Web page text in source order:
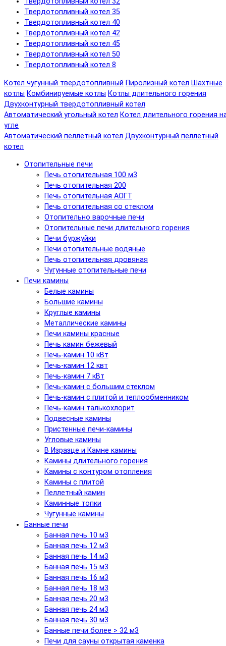
Твердотопливный котел 35
Твердотопливный котел 40
Твердотопливный котел 42
Твердотопливный котел 45
Твердотопливный котел 50
Твердотопливный котел 8
Котел чугунный твердотопливный Пиролизный котел Шахтные
котлы Комбинируемые котлы Котлы длительного горения
Двухконтурный твердотопливный котел
Автоматический угольный котел Котел длительного горения
угле
Автоматический пеллетный котел Двухконтурный пеллетный
котел
Отопительные печи
Печь отопительная 100 м3
Печь отопительная 200
Печь отопительная АОГТ
Печь отопительная со стеклом
Отопительно варочные печи
Отопительные печи длительного горения
Печи буржуйки
Печи отопительные водяные
Печь отопительная дровяная
Чугунные отопительные печи
Печи камины
Белые камины
Большие камины
Круглые камины
Металлические камины
Печи камины красные
Печь камин бежевый
Печь-камин 10 кВт
Печь-камин 12 квт
Печь-камин 7 кВт
Печь-камин с большим стеклом
Печь-камин с плитой и теплообменником
Печь-камин талькохлорит
Подвесные камины
Пристенные печи-камины
Угловые камины
В Изразце и Камне камины
Камины длительного горения
Камины с контуром отопления
Камины с плитой
Пеллетный камин
Каминные топки
Чугунные камины
Банные печи
Банная печь 10 м3
Банная печь 12 м3
Банная печь 14 м3
Банная печь 15 м3
Банная печь 16 м3
Банная печь 18 м3
Банная печь 20 м3
Банная печь 24 м3
Банная печь 30 м3
Банные печи более > 32 м3
Печи для сауны открытая каменка